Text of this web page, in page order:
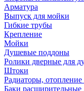
Арматура
Выпуск для мойки
Гибкие трубы
Крепление
Мойки
Душевые поддоны
Ролики дверные для
Штоки
Радиаторы,
Баки расширительные